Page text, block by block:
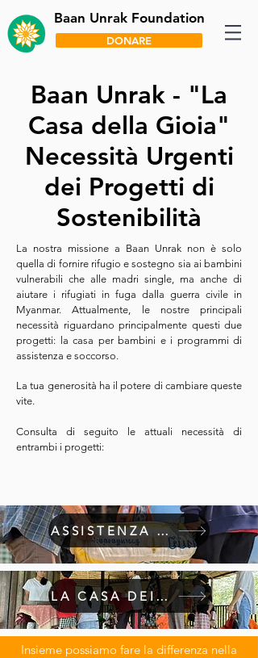
DONARE
Baan Unrak Foundation
Baan Unrak - "La
Casa della Gioia"
Necessità Urgenti
dei Progetti di
Sostenibilità
La nostra missione a Baan Unrak non è solo
quella di fornire rifugio e sostegno sia ai bambini
vulnerabili che alle madri single, ma anche di
aiutare i rifugiati in fuga dalla guerra civile in
Myanmar. Attualmente, le nostre principali
necessità riguardano principalmente questi due
progetti: la casa per bambini e i programmi di
assistenza e soccorso.
La tua generosità ha il potere di cambiare queste
vite.
Consulta di seguito le attuali necessità di
entrambi i progetti:
ASSISTENZA E SOCCORSO
LA CASA DEI BAMBINI
Insieme possiamo fare la differenza nella